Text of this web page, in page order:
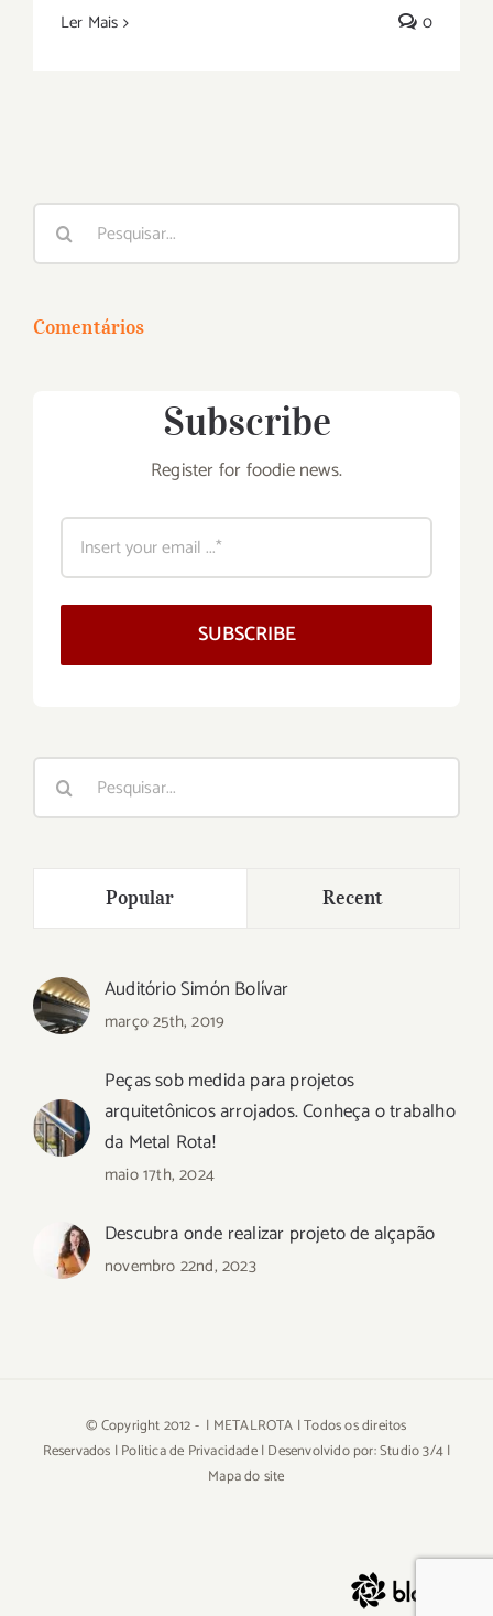
Ler Mais 0
Buscar
resultados
Comentários
Subscribe
Register for foodie news.
SUBSCRIBE
Buscar
resultados
Popular Recent
Auditório Simón Bolívar
março 25th, 2019
Peças sob medida para projetos
arquitetônicos arrojados. Conheça o trabalho
da Metal Rota!
maio 17th, 2024
Descubra onde realizar projeto de alçapão
novembro 22nd, 2023
© Copyright 2012 - | METALROTA | Todos os direitos
Reservados |Politica de Privacidade| Desenvolvido por:Studio 3/4|
Mapa do site